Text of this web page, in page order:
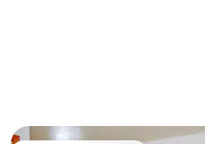
beoordeling van 4,8 op 5, 149